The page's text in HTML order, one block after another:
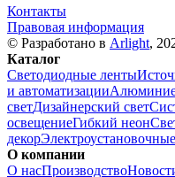
Контакты
Правовая информация
© Разработано в Arlight,
Каталог
Светодиодные ленты
и автоматизации
светДизайнерский свет
освещениеГибкий неон
декор
О компании
О насПроизводство